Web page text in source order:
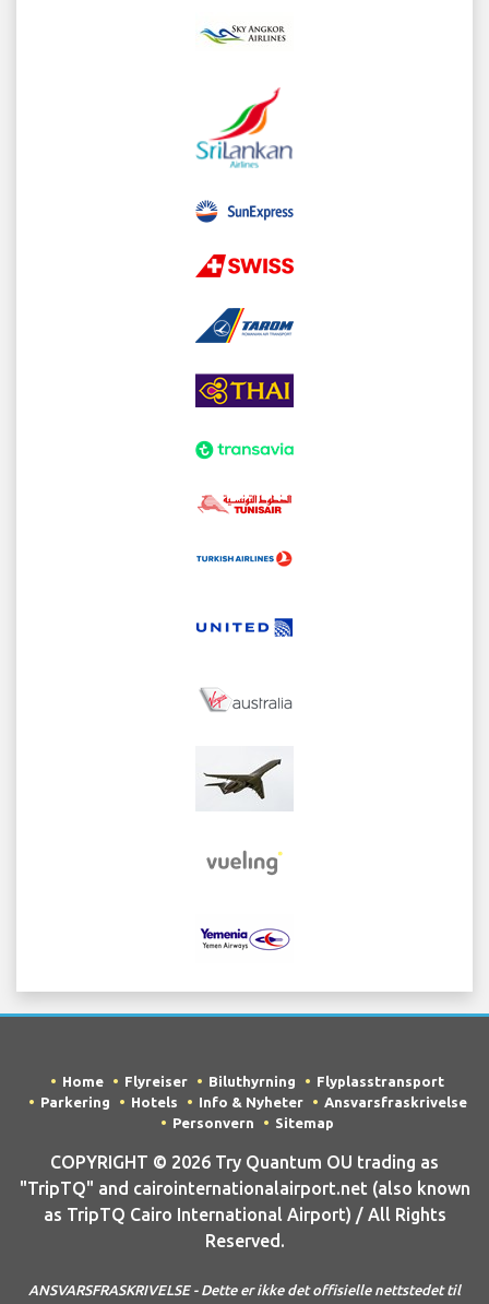
Home Flyreiser Biluthyrning
Flyplasstransport
Parkering
Hotels Info & Nyheter
Ansvarsfraskrivelse
Personvern
Sitemap
COPYRIGHT © 2026 Try Quantum OU trading as
"TripTQ" and cairointernationalairport.net (also known
as TripTQ Cairo International Airport) / All Rights
Reserved.
ANSVARSFRASKRIVELSE - Dette er ikke det offisielle nettstedet til